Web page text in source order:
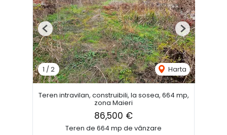
1 /2 Harta
Previous Next
Teren intravilan, construibili, la sosea, 664 mp,
zona Maieri
86,500 €
Teren de 664 mp de vânzare